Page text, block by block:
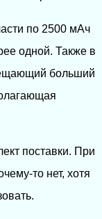
по 2500 мАч
одной. Также в
больший
поставки. При
то нет, хотя